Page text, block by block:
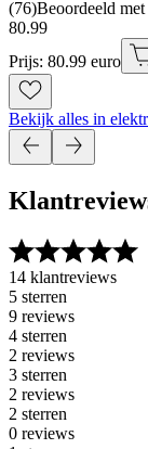
(76)Beoordeeld
80.99
Prijs: 80.99 euro
Bekijk alles in
14 klantreviews
5 sterren
9 reviews
4 sterren
2 reviews
3 sterren
2 reviews
2 sterren
0 reviews